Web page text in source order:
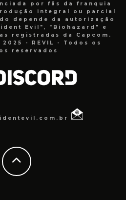
por fãs da franquia
integral ou parcial
depende da autorização
Evil", "Biohazard" e
registradas da Capcom.
- REVIL - Todos os
reservados